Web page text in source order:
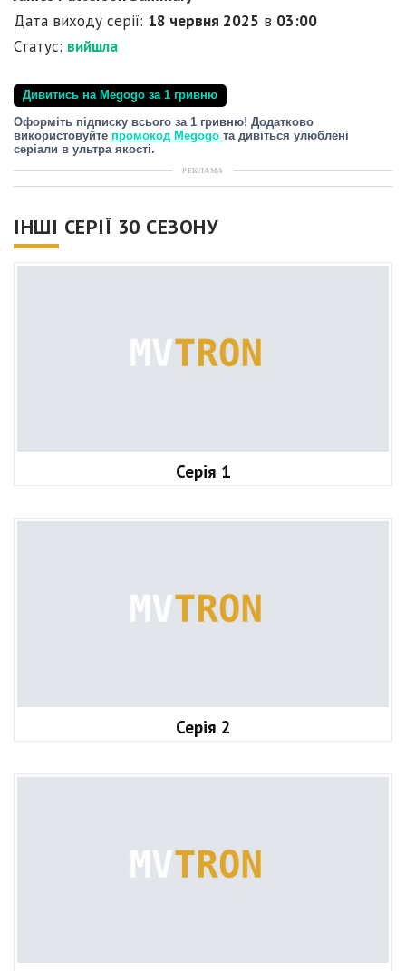
Дата виходу серії: 18 червня 2025 в 03:00
Статус: вийшла
Дивитись на Megogo за 1 гривню
Оформіть підписку всього за 1 гривню! Додатково
використовуйте промокод Megogo та дивіться улюблені
серіали в ультра якості.
РЕКЛАМА
ІНШІ СЕРІЇ 30 СЕЗОНУ
Серія 1
Серія 2